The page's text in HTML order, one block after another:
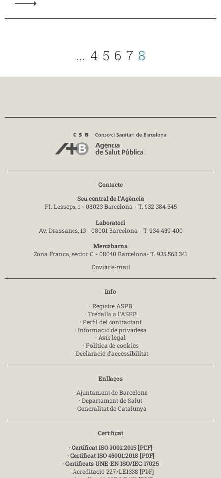
... 4 5 6 7 8
Contacte
Seu central de l'Agència
Pl. Lesseps, 1 - 08023 Barcelona - T. 932 384 545
Laboratori
Av. Drassanes, 13 - 08001 Barcelona - T. 934 439 400
Mercabarna
Zona Franca, sector C - 08040 Barcelona- T. 935 563 341
Enviar e-mail
Info
· Registre ASPB
· Treballa a l'ASPB
· Perfil del contractant
· Informació de privadesa
· Avís legal
· Política de cookies
· Declaració d’accessibilitat
Enllaços
· Ajuntament de Barcelona
· Departament de Salut
· Generalitat de Catalunya
Certificat
· Certificat ISO 9001:2015 [PDF]
· Certificat ISO 45001:2018 [PDF]
· Certificats UNE-EN ISO/IEC 17025
Acreditació 227/LE1338 [PDF]